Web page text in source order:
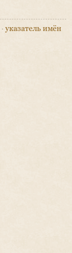
· указатель имён